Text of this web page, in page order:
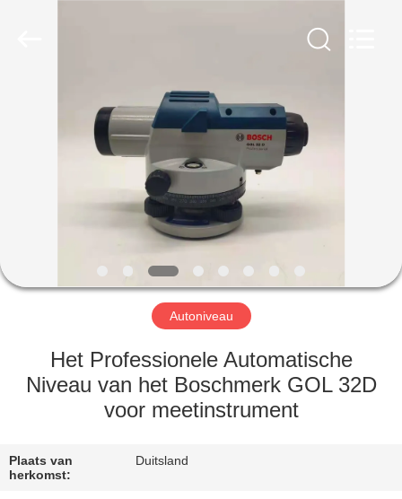
PRODUCTEN
ONGEVEER
FABRIEKSREIS
KWALITEITSCONTROLE
CONTACTEER
Autoniveau
Het Professionele Automatische
Niveau van het Boschmerk GOL 32D
voor meetinstrument
Plaats van
herkomst:
Duitsland